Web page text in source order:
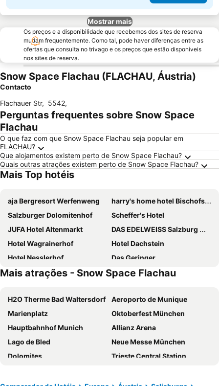
Mostrar mais
Os preços e a disponibilidade que recebemos dos sites de reserva
mudam frequentemente. Como tal, pode haver diferenças entre as
ofertas que consulta no trivago e os preços que estão disponíveis
nos sites de reserva.
Snow Space Flachau (FLACHAU, Áustria)
Contacto
Flachauer Str, 5542,
Perguntas frequentes sobre Snow Space
Flachau
O que faz com que Snow Space Flachau seja popular em
FLACHAU?
Que alojamentos existem perto de Snow Space Flachau?
Quais outras atrações existem perto de Snow Space Flachau?
Mais Top hotéis
aja Bergresort Werfenweng
harry's home hotel Bischofshofen
Salzburger Dolomitenhof
Scheffer's Hotel
JUFA Hotel Altenmarkt
DAS EDELWEISS Salzburg Mountain Resort
Hotel Wagrainerhof
Hotel Dachstein
Hotel Nesslerhof
Das Geringer
Hotel Felsenhof
Hotel Jagdhof
ROBINSON Amadé
Apparthotel Samson
Apartments & Garni Alpenrose
Boutique Hotel Alpenhof
Superior Hotel Edelweiss
Kinderhotel Waldhof
Accord & Alpin
Mais atrações - Snow Space Flachau
H2O Therme Bad Waltersdorf
Aeroporto de Munique
Marienplatz
Oktoberfest München
Hauptbahnhof Munich
Allianz Arena
Lago de Bled
Neue Messe München
Dolomites
Trieste Central Station
Estação Central de Salzburgo Maxvorstadt